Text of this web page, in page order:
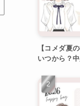
【コメダ夏
いつから？